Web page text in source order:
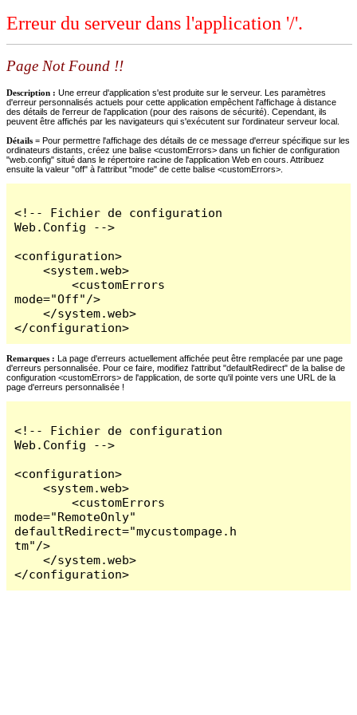
Erreur du serveur dans l'application '/'.
Page Not Found !!
Description : Une erreur d'application s'est produite sur le serveur. Les paramètres
d'erreur personnalisés actuels pour cette application empêchent l'affichage à distance
des détails de l'erreur de l'application (pour des raisons de sécurité). Cependant, ils
peuvent être affichés par les navigateurs qui s'exécutent sur l'ordinateur serveur local.
Détails = Pour permettre l'affichage des détails de ce message d'erreur spécifique sur les
ordinateurs distants, créez une balise <customErrors> dans un fichier de configuration
"web.config" situé dans le répertoire racine de l'application Web en cours. Attribuez
ensuite la valeur "off" à l'attribut "mode" de cette balise <customErrors>.
<!-- Fichier de configuration
Web.Config -->
<configuration>
    <system.web>
        <customErrors
mode="Off"/>
    </system.web>
</configuration>
Remarques : La page d'erreurs actuellement affichée peut être remplacée par une page
d'erreurs personnalisée. Pour ce faire, modifiez l'attribut "defaultRedirect" de la balise de
configuration <customErrors> de l'application, de sorte qu'il pointe vers une URL de la
page d'erreurs personnalisée !
<!-- Fichier de configuration
Web.Config -->
<configuration>
    <system.web>
        <customErrors
mode="RemoteOnly"
defaultRedirect="mycustompage.h
tm"/>
    </system.web>
</configuration>